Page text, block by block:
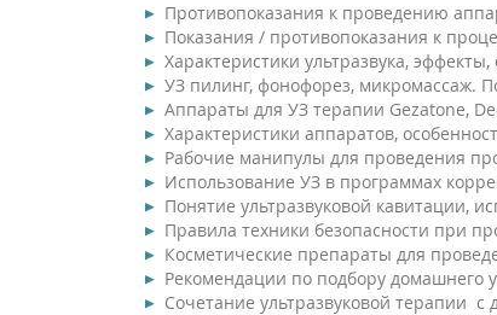
Противопоказания к проведению
Показания / противопоказания к
Характеристики ультразвука,
УЗ пилинг, фонофорез, микромассаж.
Аппараты для УЗ терапии Gezatone,
Характеристики аппаратов,
Рабочие манипулы для проведения
Использование УЗ в программах
Понятие ультразвуковой кавитации,
Правила техники безопасности при
Косметические препараты для
Рекомендации по подбору домашнего
Сочетание ультразвуковой терапии